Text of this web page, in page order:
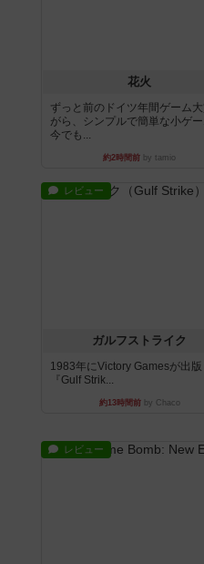
花火
ずっと前のドイツ年間ゲーム
がら、シンプルで簡単な小ゲ
今でも...
約2時間前 by tamio
レビュー
ガルフストライク
1983年にVictory Gamesが出版
『Gulf Strik...
約13時間前by Chaco
レビュー